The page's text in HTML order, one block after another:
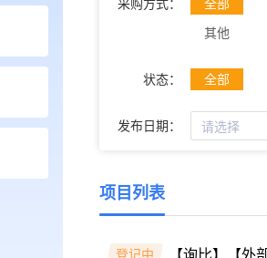
其他
状态： 全部
发布日期：
项目列表
登记中